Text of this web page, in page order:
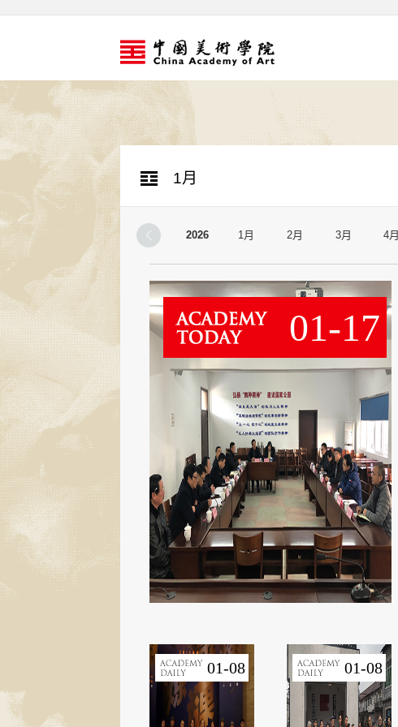
1月
2026 1月 2月 3月 4月
01-17
01-08 01-08